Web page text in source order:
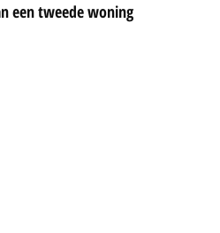
een tweede woning